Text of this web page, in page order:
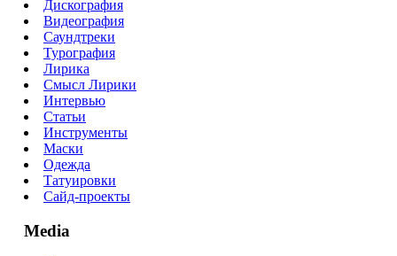
Дискография
Видеография
Саундтреки
Турография
Лирика
Смысл Лирики
Интервью
Статьи
Инструменты
Маски
Одежда
Татуировки
Сайд-проекты
Media